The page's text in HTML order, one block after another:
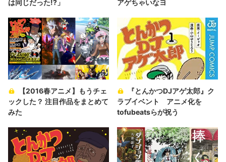
は同じだった!?」 アゲちゃいなヨ
【2016春アニメ】もうチェ
ックした？ 注目作品をまとめて
みた
『とんかつDJアゲ太郎』ク
ラブイベント アニメ化を
tofubeatsらが祝う